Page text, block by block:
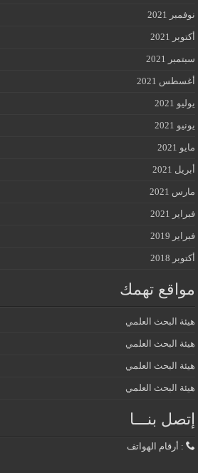
نوفمبر 2021
أكتوبر 2021
سبتمبر 2021
أغسطس 2021
يوليو 2021
يونيو 2021
مايو 2021
أبريل 2021
مارس 2021
فبراير 2021
فبراير 2019
أكتوبر 2018
مواقع تهمك
هيئة البحث العلمي
هيئة البحث العلمي
هيئة البحث العلمي
هيئة البحث العلمي
إتصل بنـــا
: أرقام الهواتف